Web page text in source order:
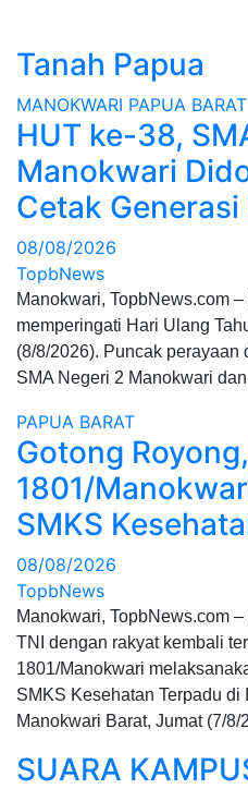
Tanah Papua
MANOKWARI PAPUA BARAT
HUT ke-38,
Manokwari
Cetak
08/08/2026
TopbNews
Manokwari, TopbNews.com
memperingati Hari Ulang
(8/8/2026). Puncak
SMA Negeri 2 Manokwari
PAPUA BARAT
Gotong
1801/
SMKS
08/08/2026
TopbNews
Manokwari, TopbNews.com
TNI dengan rakyat kembali
1801/Manokwari
SMKS Kesehatan Terpadu di
Manokwari Barat, Jumat (7/
SUARA